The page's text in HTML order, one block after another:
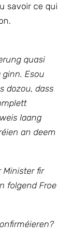
savoir ce qui
quasi
Esou
dozou, dass
laang
an deem
Minister fir
folgend Froe